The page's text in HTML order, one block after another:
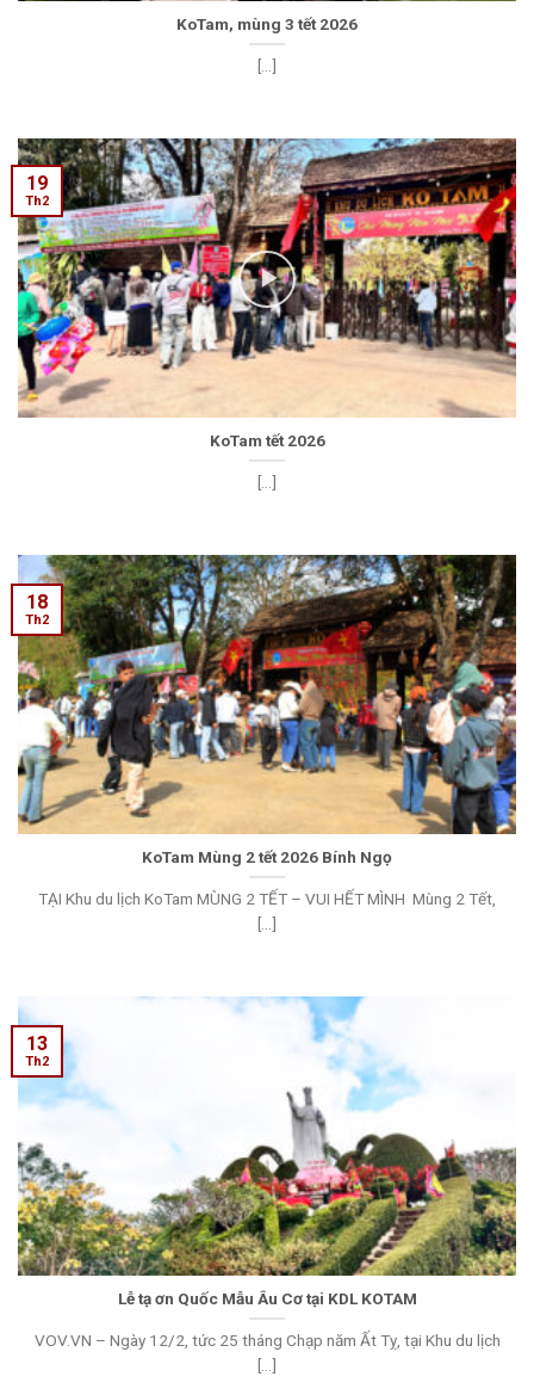
KoTam, mùng 3 tết 2026
[...]
KoTam tết 2026
[...]
19
Th2
KoTam Mùng 2 tết 2026 Bính Ngọ
TẠI Khu du lịch KoTam MÙNG 2 TẾT – VUI HẾT MÌNH Mùng 2 Tết,
[...]
18
Th2
Lễ tạ ơn Quốc Mẫu Âu Cơ tại KDL KOTAM
VOV.VN – Ngày 12/2, tức 25 tháng Chạp năm Ất Tỵ, tại Khu du lịch
[...]
13
Th2